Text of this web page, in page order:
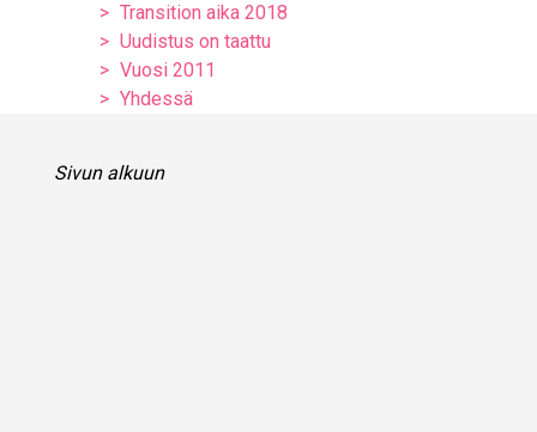
Transition aika 2018
Uudistus on taattu
Vuosi 2011
Yhdessä
Sivun alkuun